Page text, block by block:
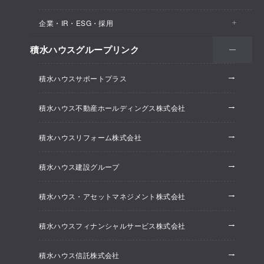
保育所・教育支援施設
オフィス・事務所
建築実例
オフィス系開発事業
ホテル系開発事業
大規模開発事業
賃貸マンション開発事業
企業・IR・ESG・採用
会社情報
株主・投資家情報
ESG経営
研究開発
採用情報
ニュースリリース
積水ハウスグループリンク
積水ハウスサポートプラス
積水ハウス不動産ホールディングス株式会社
積水ハウスリフォーム株式会社
積水ハウス建設グループ
積水ハウス・アセットマネジメント株式会社
積水ハウスフィナンシャルサービス株式会社
積水ハウス信託株式会社